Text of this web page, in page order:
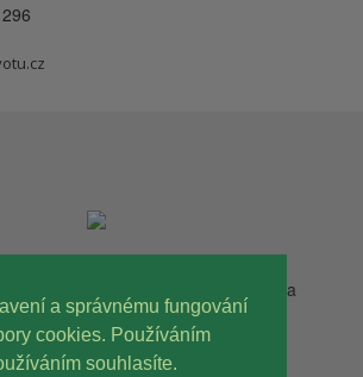
a správnému fungování
cookies. Používáním
souhlasíte.
Devět životů, o.p.s. Všechna práva
vyhrazena.